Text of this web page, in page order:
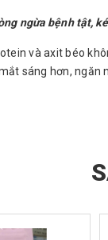
ngừa bệnh tật,
và axit béo
sáng hơn, ngăn